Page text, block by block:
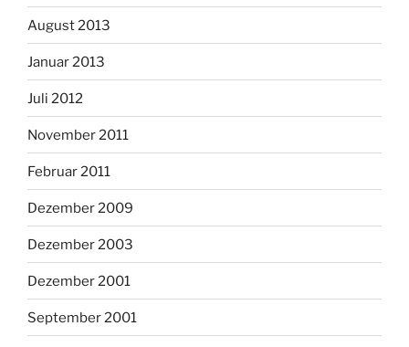
August 2013
Januar 2013
Juli 2012
November 2011
Februar 2011
Dezember 2009
Dezember 2003
Dezember 2001
September 2001